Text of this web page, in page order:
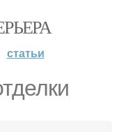
статьи